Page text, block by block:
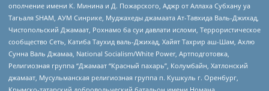
ополчение имени К. Минина и Д. Пожарского, Аджр от Аллаха Субхану уа
Тагьаля SHAM, АУМ Синрике, Муджахеды джамаата Ат-Тавхида Валь-Джихад,
Чистопольский Джамаат, Рохнамо ба суи давлати исломи, Террористическое
сообщество Сеть, Катиба Таухид валь-Джихад, Хайят Тахрир аш-Шам, Ахлю
Сунна Валь Джамаа, National Socialism/White Power, Артподготовка,
Религиозная группа “Джамаат “Красный пахарь”, Колумбайн, Хатлонский
джамаат, Мусульманская религиозная группа п. Кушкуль г. Оренбург,